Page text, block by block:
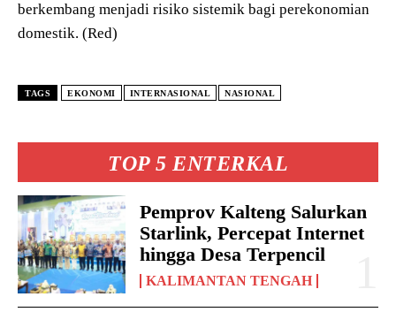
TOP 5 ENTERKAL
Pemprov Kalteng Salurkan
Starlink, Percepat Internet
hingga Desa Terpencil
KALIMANTAN TENGAH
berkembang menjadi risiko sistemik bagi perekonomian
domestik. (Red)
TAGS EKONOMI INTERNASIONAL NASIONAL